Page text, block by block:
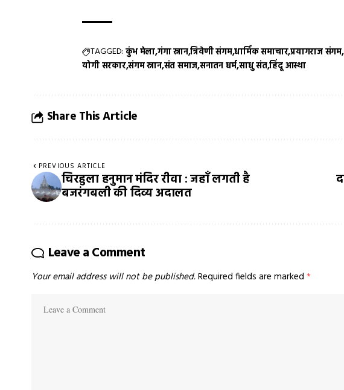
TAGGED:कुंभ मेलागंगा स्नानत्रिवेणी संगमधार्मिक समाचारप्रयागराज संगम
योगी सरकारसंगम स्नानसंत समाजसनातन धर्मसाधु संतहिंदू आस्था
Share This Article
PREVIOUS ARTICLE
चिरहुला हनुमान मंदिर रीवा : जहाँ लगती है
बजरंगबली की दिव्य अदालत
Leave a Comment
Your email address will not be published.Required fields are marked *